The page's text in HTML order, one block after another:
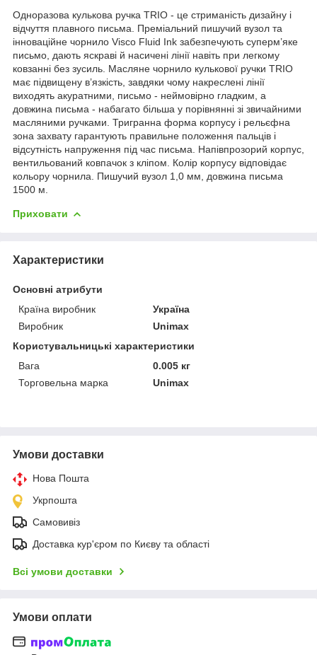
Одноразова кулькова ручка TRIO - це стриманість дизайну і
відчуття плавного письма. Преміальний пишучий вузол та
інноваційне чорнило Visco Fluid Ink забезпечують суперм’яке
письмо, дають яскраві й насичені лінії навіть при легкому
ковзанні без зусиль. Масляне чорнило кулькової ручки TRIO
має підвищену в’язкість, завдяки чому накреслені лінії
виходять акуратними, письмо - неймовірно гладким, а
довжина письма - набагато більша у порівнянні зі звичайними
масляними ручками. Тригранна форма корпусу і рельєфна
зона захвату гарантують правильне положення пальців і
відсутність напруження під час письма. Напівпрозорий корпус,
вентильований ковпачок з кліпом. Колір корпусу відповідає
кольору чорнила. Пишучий вузол 1,0 мм, довжина письма
1500 м.
Приховати
Характеристики
Основні атрибути
Країна виробник
Україна
Виробник
Unimax
Користувальницькі характеристики
Вага
0.005 кг
Торговельна марка
Unimax
Умови доставки
Нова Пошта
Укрпошта
Самовивіз
Доставка кур'єром по Києву та області
Всі умови доставки
Умови оплати